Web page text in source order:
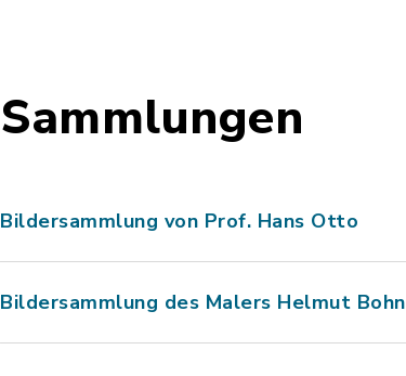
Sammlungen
Bildersammlung von Prof. Hans Otto
Bildersammlung des Malers Helmut Bohn